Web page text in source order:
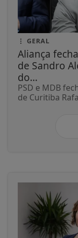
GERAL
Aliança
de Sandro
do...
PSD e MDB
de Curitiba